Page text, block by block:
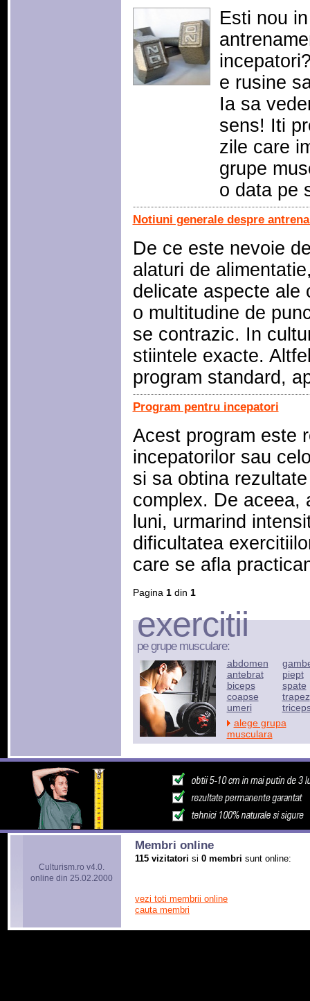
Esti nou
e rusine
Ia sa
sens! Iti
zile care
grupe
o data pe
Notiuni generale despre
De ce este nevoie
alaturi de
delicate aspecte ale
o multitudine de
se contrazic. In
stiintele exacte.
program standard,
Program pentru incepatori
Acest program este
incepatorilor sau
si sa obtina
complex. De aceea,
luni, urmarind
dificultatea
care se afla
Pagina 1din 1
exercitii
pe grupe musculare:
abdomen
antebrat
biceps
coapse
umeri
piept
spate
trapez
alege grupa
musculara
Culturism.ro v4.0.
online din 25.02.2000
Membri online
115 vizitatori si 0 membri sunt online:
vezi toti membrii online
cauta membri